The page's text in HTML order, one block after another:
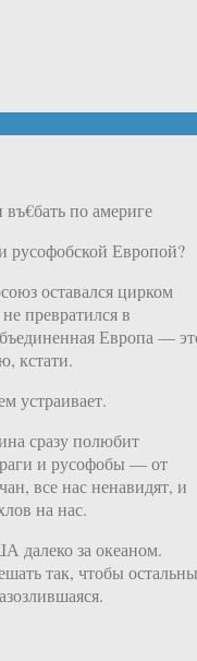
по америге
русофобской Европой?
оставался цирком
превратился в
Европа —
кстати.
устраивает.
сразу полюбит
и русофобы — от
все нас ненавидят, и
на нас.
далеко за океаном.
так, чтобы